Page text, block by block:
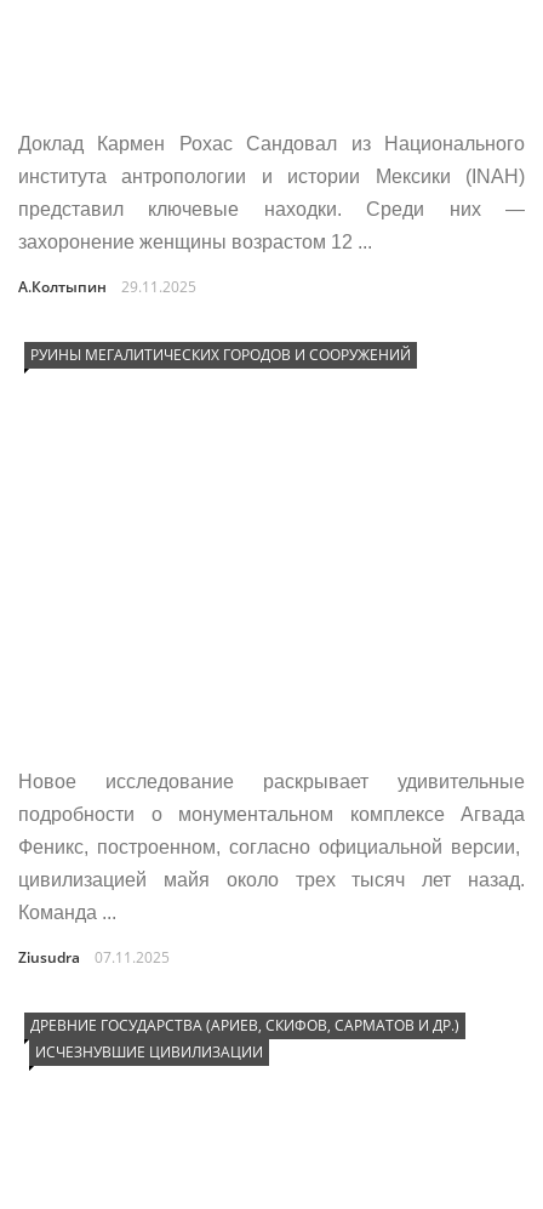
Доклад Кармен Рохас Сандовал из Национального
института антропологии и истории Мексики (INAH)
представил ключевые находки. Среди них —
захоронение женщины возрастом 12 ...
А.Колтыпин 29.11.2025
РУИНЫ МЕГАЛИТИЧЕСКИХ ГОРОДОВ И СООРУЖЕНИЙ
Новое исследование раскрывает удивительные
подробности о монументальном комплексе Агвада
Феникс, построенном, согласно официальной версии,
цивилизацией майя около трех тысяч лет назад.
Команда ...
Ziusudra 07.11.2025
ДРЕВНИЕ ГОСУДАРСТВА (АРИЕВ, СКИФОВ, САРМАТОВ И ДР.)
ИСЧЕЗНУВШИЕ ЦИВИЛИЗАЦИИ